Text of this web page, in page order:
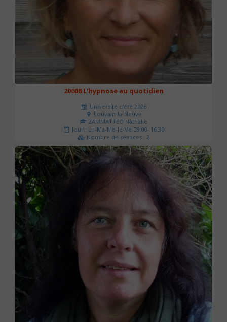
20608 L'hypnose au quotidien
Université d'été 2026
Louvain-la-Neuve
ZAMMATTEO Nathalie
Jour : Lu-Ma-Me-Je-Ve 09:00- 16:30
Nombre de séances : 2
140 €